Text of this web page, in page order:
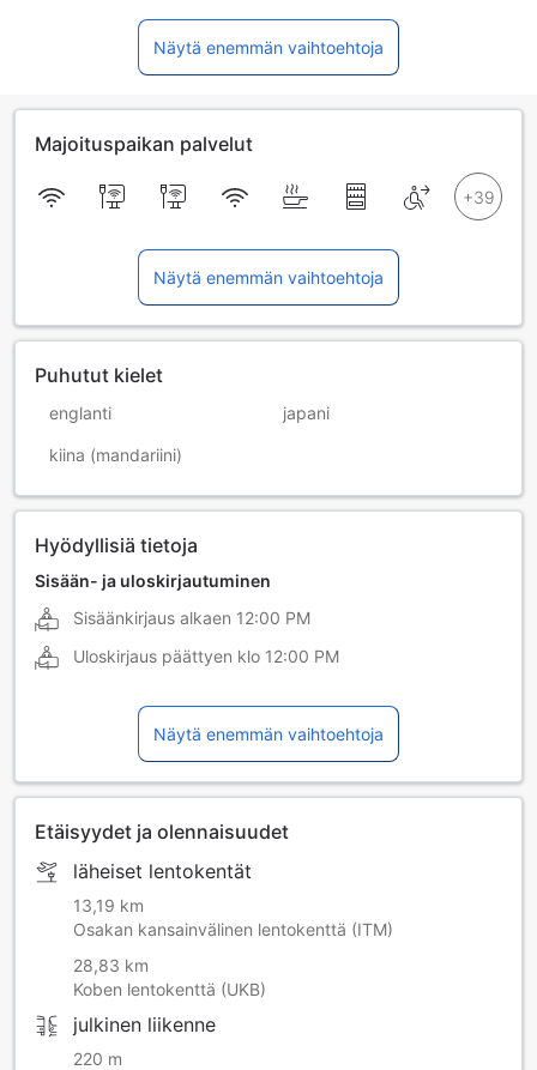
Näytä enemmän vaihtoehtoja
Majoituspaikan palvelut
Näytä enemmän vaihtoehtoja
Puhutut kielet
englanti japani
kiina (mandariini)
Hyödyllisiä tietoja
Sisään- ja uloskirjautuminen
Sisäänkirjaus alkaen 12:00 PM
Uloskirjaus päättyen klo 12:00 PM
Näytä enemmän vaihtoehtoja
Etäisyydet ja olennaisuudet
läheiset lentokentät
13,19 km
Osakan kansainvälinen lentokenttä (ITM)
28,83 km
Koben lentokenttä (UKB)
julkinen liikenne
220 m